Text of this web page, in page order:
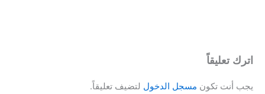
اترك تعليقاً
يجب أنت تكون مسجل الدخول لتضيف تعليقاً.